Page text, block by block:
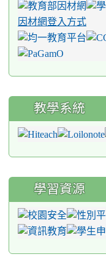
因材網登入方式
教學系統
學習資源